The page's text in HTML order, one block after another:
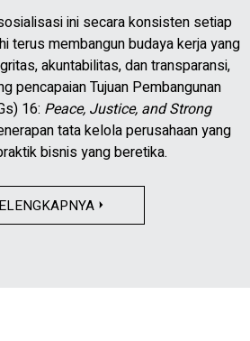
ini secara konsisten setiap
terus membangun budaya kerja yang
akuntabilitas, dan transparansi,
pencapaian Tujuan Pembangunan
16: Peace, Justice, and Strong
tata kelola perusahaan yang
bisnis yang beretika.